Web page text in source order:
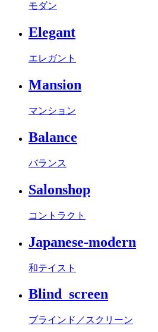
モダン
Elegant
エレガント
Mansion
マンション
Balance
バランス
Salonshop
コントラクト
Japanese-modern
和テイスト
Blind_screen
ブラインド／スクリーン